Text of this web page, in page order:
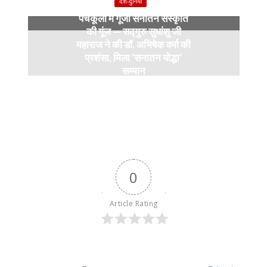
पंचकूला में गूंजी सनातन संस्कृति
की गूंज — सद्गुरु सुधांशु जी
महाराज ने की डॉ. अभिषेक वर्मा की
प्रशंसा, मिला ‘सनातन योद्धा’
सम्मान
0
Article Rating